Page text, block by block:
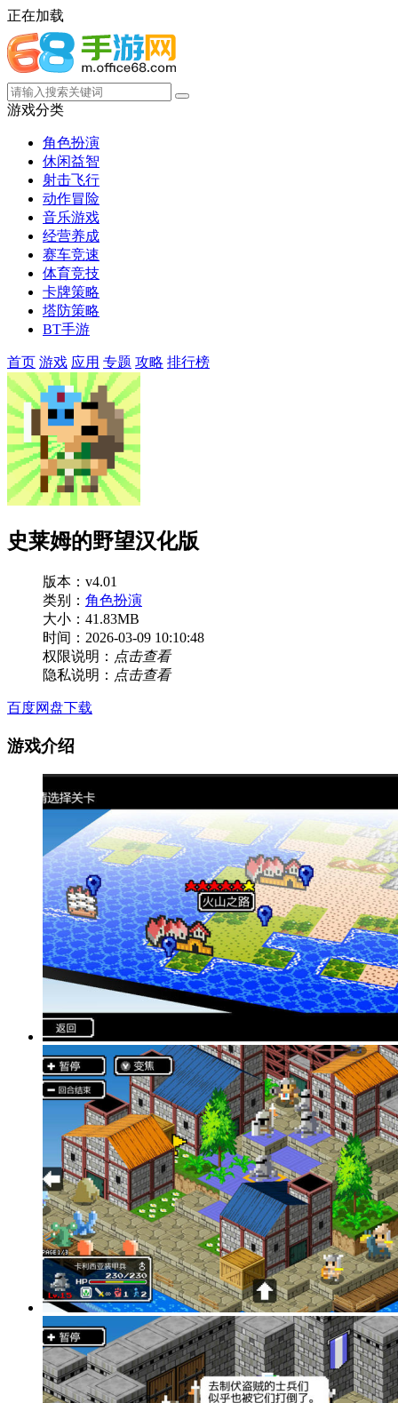
正在加载
游戏分类
角色扮演
休闲益智
射击飞行
动作冒险
音乐游戏
经营养成
赛车竞速
体育竞技
卡牌策略
塔防策略
BT手游
首页 游戏 应用 专题 攻略 排行榜
史莱姆的野望汉化版
版本：v4.01
类别： 角色扮演
大小：41.83MB
时间：2026-03-09 10:10:48
权限说明： 点击查看
隐私说明： 点击查看
百度网盘下载
游戏介绍